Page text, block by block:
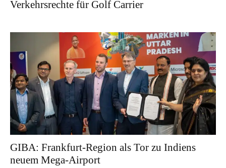
Verkehrsrechte für Golf Carrier
GIBA: Frankfurt-Region als Tor zu Indiens
neuem Mega-Airport